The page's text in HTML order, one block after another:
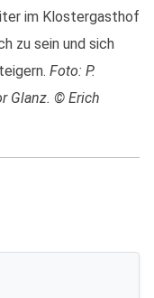
im Klostergasthof
zu sein und sich
Foto: P.
Glanz. © Erich